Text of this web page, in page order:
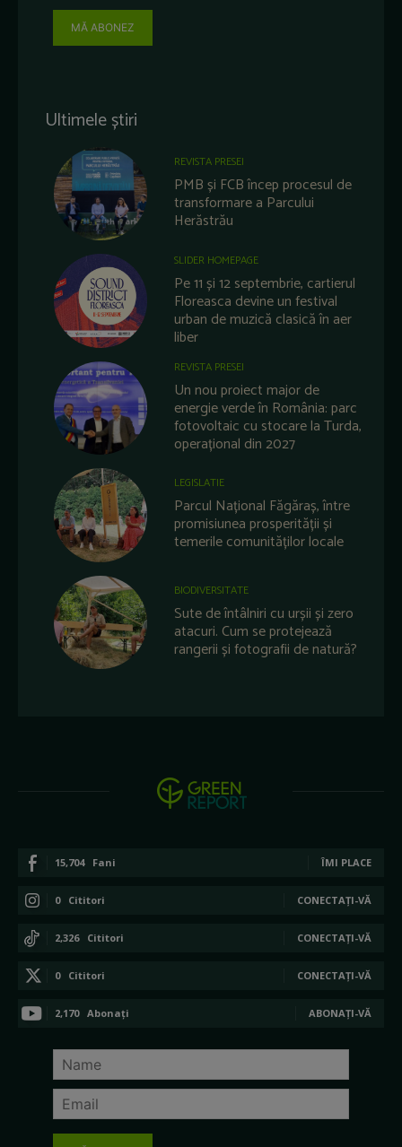
MĂ ABONEZ
Ultimele știri
REVISTA PRESEI
PMB și FCB încep procesul de
transformare a Parcului
Herăstrău
SLIDER HOMEPAGE
Pe 11 și 12 septembrie, cartierul
Floreasca devine un festival
urban de muzică clasică în aer
liber
REVISTA PRESEI
Un nou proiect major de
energie verde în România: parc
fotovoltaic cu stocare la Turda,
operațional din 2027
LEGISLATIE
Parcul Național Făgăraș, între
promisiunea prosperității și
temerile comunităților locale
BIODIVERSITATE
Sute de întâlniri cu urșii și zero
atacuri. Cum se protejează
rangerii și fotografii de natură?
15,704 Fani ÎMI PLACE
0 Cititori CONECTAȚI-VĂ
2,326 Cititori CONECTAȚI-VĂ
0 Cititori CONECTAȚI-VĂ
2,170 Abonați ABONAȚI-VĂ